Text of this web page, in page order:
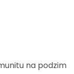
na podzim